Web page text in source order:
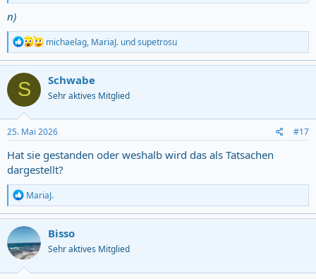
n)
R
e
a
n
s
:
michaelag, MariaJ. undsupetrosu
S Schwabe
Sehr aktives Mitglied
25. Mai 2026 #17
Hat sie gestanden oder weshalb wird das als Tatsachen
dargestellt?
R
e
a
c
t
i
o
n
MariaJ.
Bisso
Sehr aktives Mitglied